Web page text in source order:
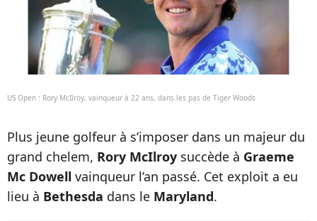
US Open : Rory McIlroy, vainqueur à 22 ans, dans les pas de Tiger Woods
Plus jeune golfeur à s’imposer dans un majeur du
grand chelem, Rory McIlroy succède à Graeme
Mc Dowell vainqueur l’an passé. Cet exploit a eu
lieu à Bethesda dans le Maryland.